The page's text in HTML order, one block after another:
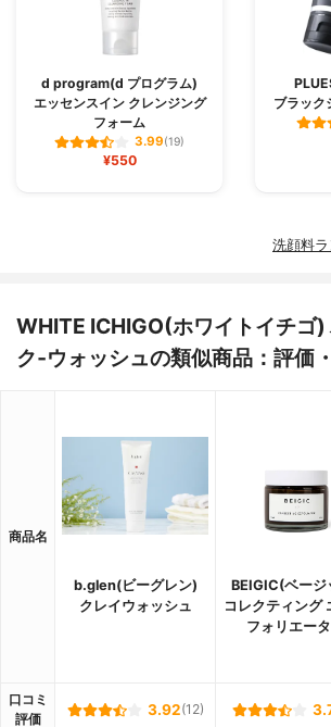
d program(d プログラム)
エッセンスイン クレンジング
フォーム
3.99(19)
¥550
ブラック
洗顔料
WHITE ICHIGO(ホワイトイチゴ)
ク‐ウォッシュの類似商品：評価
商品名
b.glen(ビーグレン)
クレイウォッシュ
BEIGIC(ベージ
コレクティング
フォリエー
口コミ
評価
3.92(12)